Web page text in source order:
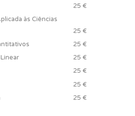
25 €
às Ciências
25 €
25 €
25 €
25 €
25 €
25 €